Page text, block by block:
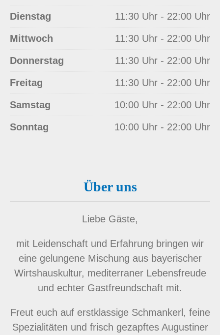
Dienstag 11:30 Uhr - 22:00 Uhr
Mittwoch 11:30 Uhr - 22:00 Uhr
Donnerstag 11:30 Uhr - 22:00 Uhr
Freitag 11:30 Uhr - 22:00 Uhr
Samstag 10:00 Uhr - 22:00 Uhr
Sonntag 10:00 Uhr - 22:00 Uhr
Über uns
Liebe Gäste,
mit Leidenschaft und Erfahrung bringen wir
eine gelungene Mischung aus bayerischer
Wirtshauskultur, mediterraner Lebensfreude
und echter Gastfreundschaft mit.
Freut euch auf erstklassige Schmankerl, feine
Spezialitäten und frisch gezapftes Augustiner